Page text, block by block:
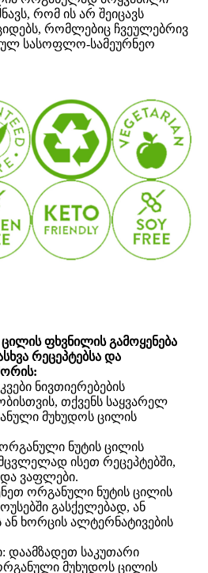
რომ ის არ შეიცავს
რომლებიც ჩვეულებრივ
სასოფლო-სამეურნეო
ფხვნილის გამოყენება
რეცეპტებსა და
ნივთიერებების
თქვენს საყვარელ
მუხუდოს ცილის
ნუტის ცილის
ისეთ რეცეპტებში,
ვაფლები.
ორგანული ნუტის ცილის
გასქელებად, ან
ან ხორცის ალტერნატივების
დაამზადეთ საკუთარი
მუხუდოს ცილის